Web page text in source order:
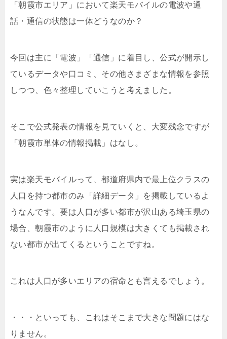
「朝霞市エリア」において楽天モバイルの電波や通
話・通信の状態は一体どうなのか？
今回は主に「電波」「通信」に着目し、公式が開示し
ているデータや口コミ、その他さまざまな情報を参照
しつつ、色々整理していこうと考えました。
そこで公式発表の情報を見ていくと、大変残念ですが
「朝霞市単体の情報掲載」はなし。
実は楽天モバイルって、都道府県内で最上位クラスの
人口を持つ都市のみ「詳細データ」を掲載しているよ
うなんです。要は人口が多い都市が沢山ある埼玉県の
場合、朝霞市のように人口規模は大きくても掲載され
ない都市が出てくるということですね。
これは人口が多いエリアの宿命とも言えるでしょう。
・・・といっても、これはそこまで大きな問題にはな
りません。